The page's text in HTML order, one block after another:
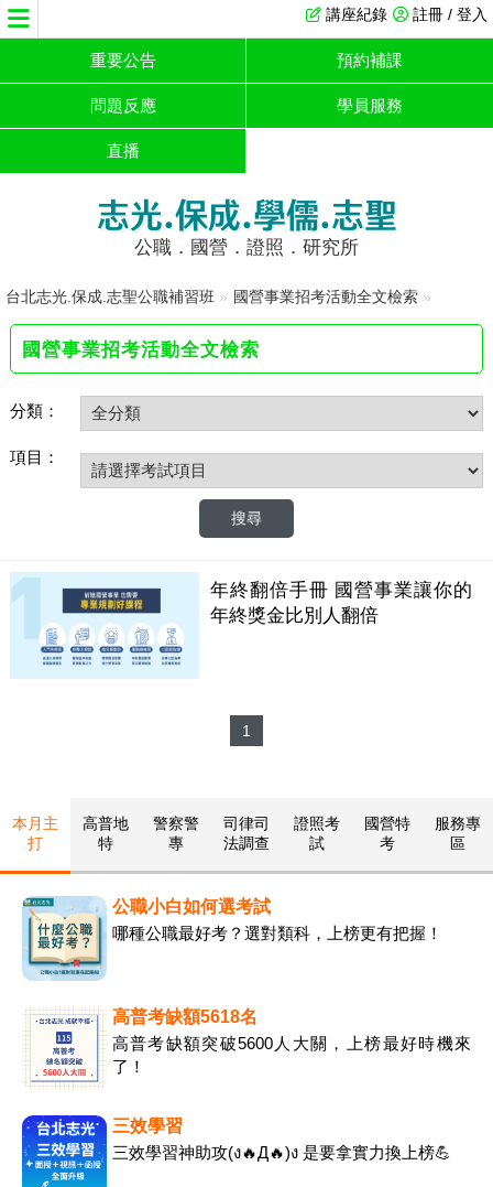
註冊 / 登入
講座紀錄
重要公告 預約補課
問題反應 學員服務
直播
志光.保成.學儒.志聖
公職．國營．證照．研究所
台北志光.保成.志聖公職補習班 » 國營事業招考活動全文檢索 »
國營事業招考活動全文檢索
分類：
項目：
年終翻倍手冊 國營事業讓你的
年終獎金比別人翻倍
1
本月主
打
高普地
特
警察警
專
司律司
法調查
證照考
試
國營特
考
服務專
區
公職小白如何選考試
哪種公職最好考？選對類科，上榜更有把握！
高普考缺額5618名
高普考缺額突破5600人大關，上榜最好時機來
了！
三效學習
三效學習神助攻(ง🔥Д🔥)ง 是要拿實力換上榜💪